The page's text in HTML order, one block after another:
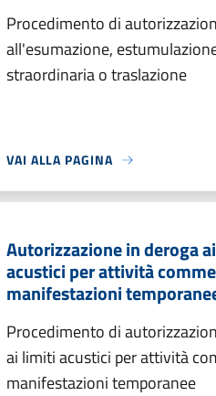
Procedimento di
all'esumazione,
straordinaria o traslazione
VAI ALLA PAGINA
Autorizzazione in deroga
acustici per attività
manifestazioni
Procedimento di
ai limiti acustici per attività
manifestazioni temporanee